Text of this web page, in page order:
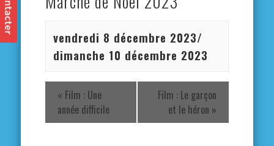
vendredi 8 décembre 2023/
dimanche 10 décembre 2023
« Film : Une
année difficile
Film : Le garçon
et le héron »